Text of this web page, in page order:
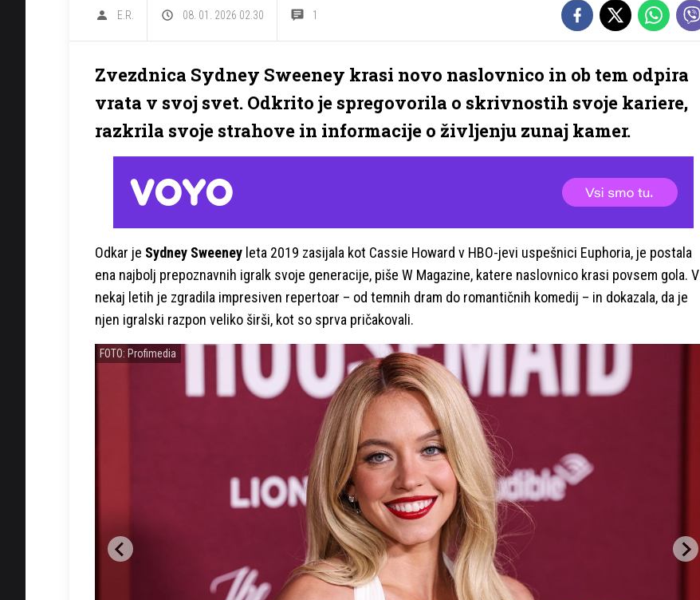
E.R. 08. 01. 2026 02.30 1
Zvezdnica Sydney Sweeney krasi novo naslovnico in ob tem odpira
vrata v svoj svet. Odkrito je spregovorila o skrivnostih svoje kariere,
razkrila svoje strahove in informacije o življenju zunaj kamer.
Odkar je Sydney Sweeney leta 2019 zasijala kot Cassie Howard v HBO-jevi uspešnici Euphoria, je postala
ena najbolj prepoznavnih igralk svoje generacije, piše W Magazine, katere naslovnico krasi povsem gola. V
nekaj letih je zgradila impresiven repertoar – od temnih dram do romantičnih komedij – in dokazala, da je
njen igralski razpon veliko širši, kot so sprva pričakovali.
FOTO: Profimedia